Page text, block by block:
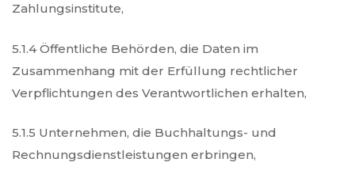
Zahlungsinstitute,
5.1.4 Öffentliche Behörden, die Daten im
Zusammenhang mit der Erfüllung rechtlicher
Verpflichtungen des Verantwortlichen erhalten,
5.1.5 Unternehmen, die Buchhaltungs- und
Rechnungsdienstleistungen erbringen,